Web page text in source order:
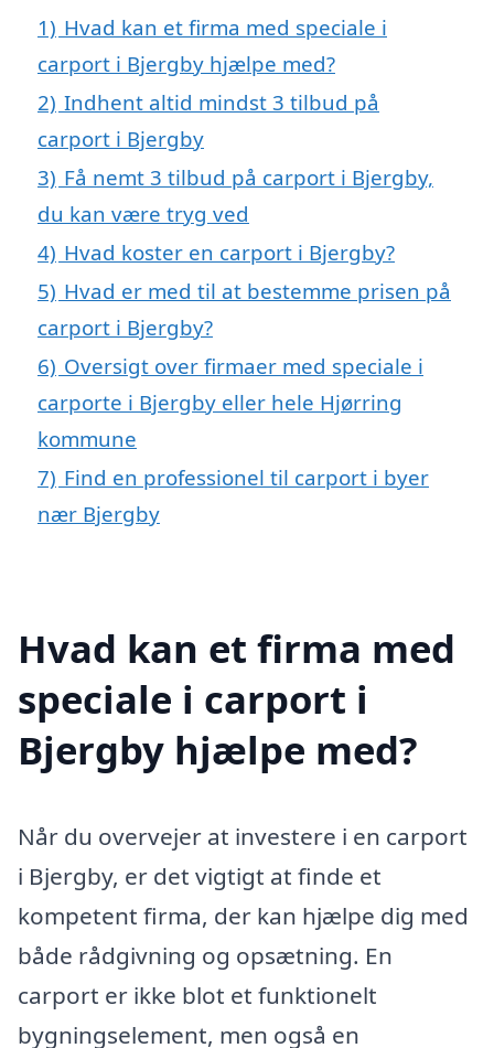
1) Hvad kan et firma med speciale i
carport i Bjergby hjælpe med?
2) Indhent altid mindst 3 tilbud på
carport i Bjergby
3) Få nemt 3 tilbud på carport i Bjergby,
du kan være tryg ved
4) Hvad koster en carport i Bjergby?
5) Hvad er med til at bestemme prisen på
carport i Bjergby?
6) Oversigt over firmaer med speciale i
carporte i Bjergby eller hele Hjørring
kommune
7) Find en professionel til carport i byer
nær Bjergby
Hvad kan et firma med
speciale i carport i
Bjergby hjælpe med?
Når du overvejer at investere i en carport
i Bjergby, er det vigtigt at finde et
kompetent firma, der kan hjælpe dig med
både rådgivning og opsætning. En
carport er ikke blot et funktionelt
bygningselement, men også en